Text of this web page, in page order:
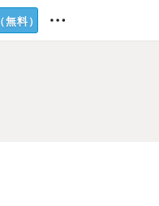
（無料）